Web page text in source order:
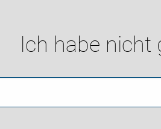
Ich habe nicht